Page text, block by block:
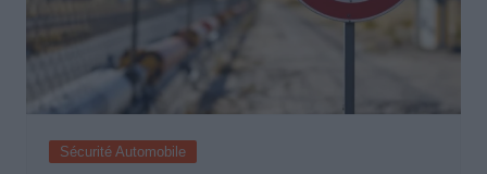
Sécurité Automobile